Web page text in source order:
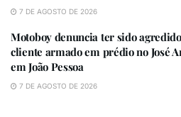
fomos ajustando as contas,
garantindo mais segurança
ao serviço público. A
7 DE AGOSTO DE 2026
Motoboy denuncia ter sido
cliente armado em prédio no José
em João Pessoa
7 DE AGOSTO DE 2026